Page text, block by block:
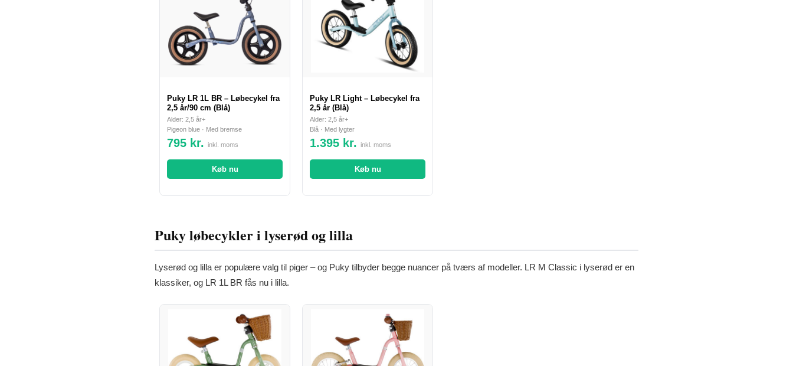
Puky LR 1L BR – Løbecykel fra
2,5 år/90 cm (Blå)
Alder: 2,5 år+
Pigeon blue · Med bremse
795 kr. inkl. moms
Køb nu
Puky LR Light – Løbecykel fra
2,5 år (Blå)
Alder: 2,5 år+
Blå · Med lygter
1.395 kr. inkl. moms
Køb nu
Puky løbecykler i lyserød og lilla
Lyserød og lilla er populære valg til piger – og Puky tilbyder begge nuancer på tværs af modeller. LR M Classic i lyserød er en
klassiker, og LR 1L BR fås nu i lilla.